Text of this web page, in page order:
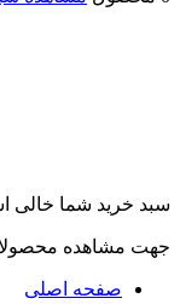
سبد خرید شما خالی
جهت مشاهده
صفحه اصلی